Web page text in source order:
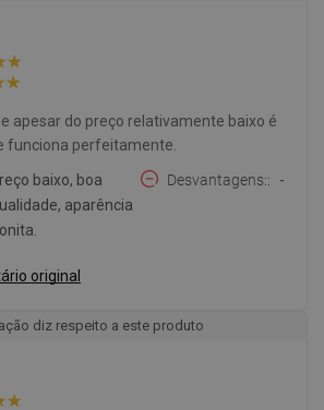
apesar do preço relativamente baixo é
funciona perfeitamente.
baixo, boa
aparência
Desvantagens: -
original
diz respeito a este produto